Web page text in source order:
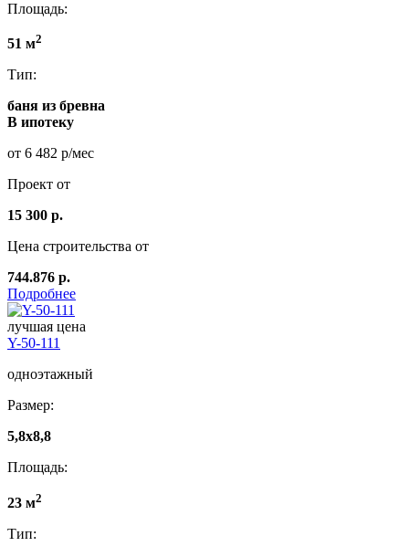
Площадь:
51 м2
Тип:
баня из бревна
В ипотеку
от 6 482 р/мес
Проект от
15 300 р.
Цена строительства от
744.876 р.
Подробнее
лучшая цена
Y-50-111
одноэтажный
Размер:
5,8x8,8
Площадь:
23 м2
Тип: